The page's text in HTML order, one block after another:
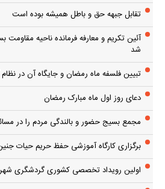
تقابل جبهه حق و باطل همیشه بوده است
آئین تکریم و معارفه فرمانده ناحیه
شد
تبیین فلسفه ماه رمضان و جایگاه آن در
دعای روز اول ماه مبارک رمضان
مجمع بسیج حضور و بالندگی مردم را در
برگزاری کارگاه آموزشی حفظ حریم حیات
اولین رویداد تخصصی کشوری گردشگری